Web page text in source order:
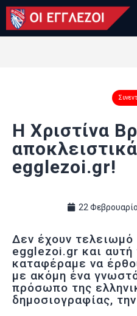
LONDON
ΚΑΤΗΓΟΡΙΕΣ
ΠΟΙΟΙ ΕΙΜΑΣΤΕ
Η Χριστίνα
egglezoi.gr!
22
Δεν έχουν τελειωμό
egglezoi.gr και
καταφέραμε να
με ακόμη ένα
πρόσωπο της
δημοσιογραφίας,